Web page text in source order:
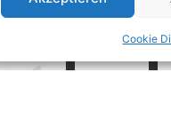
Cookie